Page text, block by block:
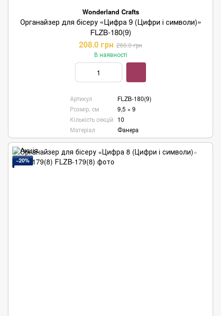
Wonderland Crafts
Органайзер для бісеру «Цифра 9 (Цифри і символи)»
FLZB-180(9)
208.0 грн 260.0 грн
В наявності
Артикул
FLZB-180(9)
Розмір, см
9,5 × 9
Кількість секцій 10
Матеріал
Фанера
−20%